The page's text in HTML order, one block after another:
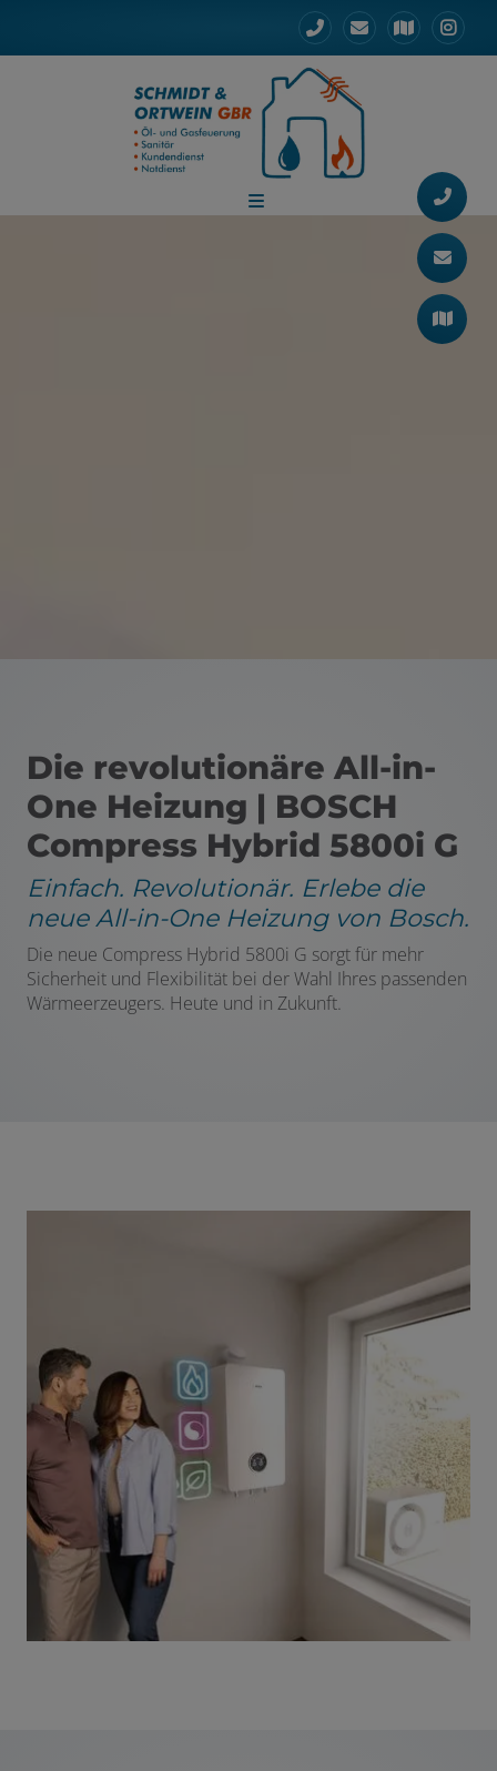
Die revolutionäre All-in-
One Heizung | BOSCH
Compress Hybrid 5800i G
Einfach. Revolutionär. Erlebe die
neue All-in-One Heizung von Bosch.
Die neue Compress Hybrid 5800i G sorgt für mehr
Sicherheit und Flexibilität bei der Wahl Ihres passenden
Wärmeerzeugers. Heute und in Zukunft.